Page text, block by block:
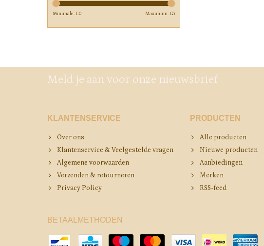
Minimale: €0 Maximum: €5
Meld je aan voor onze nieuwsbrief
KLANTENSERVICE
Over ons
Klantenservice & Veelgestelde vragen
Algemene voorwaarden
Verzenden & retourneren
Privacy Policy
PRODUCTEN
Alle producten
Nieuwe producten
Aanbiedingen
Merken
RSS-feed
BETAALMETHODEN